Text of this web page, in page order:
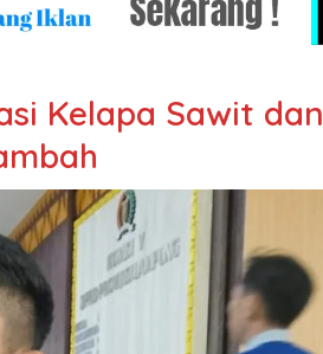
Kelapa Sawit dan